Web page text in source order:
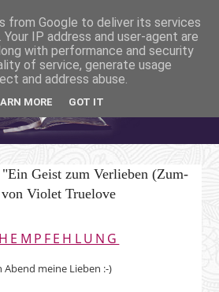
Geist zum Verlieben (Zum-
Violet Truelove
Abend meine Lieben :-)
from Google to deliver its services
IP address and user-agent are
with performance and security
of service, generate usage
and address abuse.
MORE GOT IT